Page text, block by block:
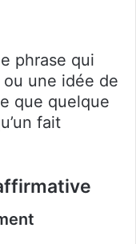
phrase qui
une idée de
que quelque
fait